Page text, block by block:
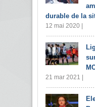
durable de la
12 mai 2020 |
21 mar 2021 |